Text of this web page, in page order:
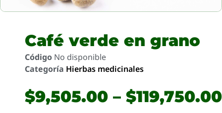
Café verde en grano
Código No disponible
Categoría Hierbas medicinales
$9,505.00 – $119,750.00